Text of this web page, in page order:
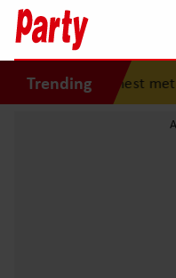
Trending
eerste liefdesnest met